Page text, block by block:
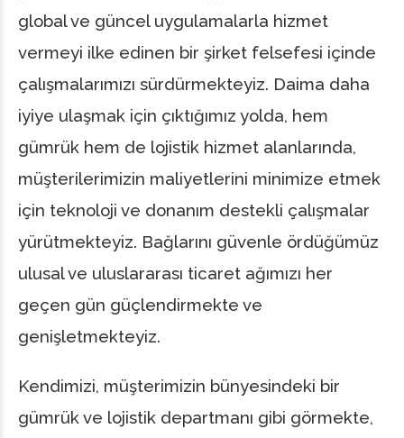
global ve güncel uygulamalarla hizmet
vermeyi ilke edinen bir şirket felsefesi içinde
çalışmalarımızı sürdürmekteyiz. Daima daha
iyiye ulaşmak için çıktığımız yolda, hem
gümrük hem de lojistik hizmet alanlarında,
müşterilerimizin maliyetlerini minimize etmek
için teknoloji ve donanım destekli çalışmalar
yürütmekteyiz. Bağlarını güvenle ördüğümüz
ulusal ve uluslararası ticaret ağımızı her
geçen gün güçlendirmekte ve
genişletmekteyiz.
Kendimizi, müşterimizin bünyesindeki bir
gümrük ve lojistik departmanı gibi görmekte,